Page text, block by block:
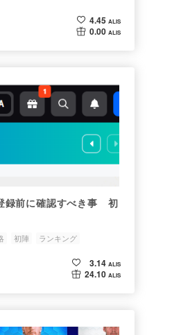
4.45 ALIS
0.00 ALIS
前に確認すべき事 初
初陣 ランキング
3.14 ALIS
24.10 ALIS